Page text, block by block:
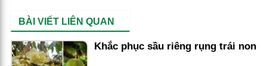
BÀI VIẾT LIÊN QUAN
Khắc phục sầu riêng rụng trái non